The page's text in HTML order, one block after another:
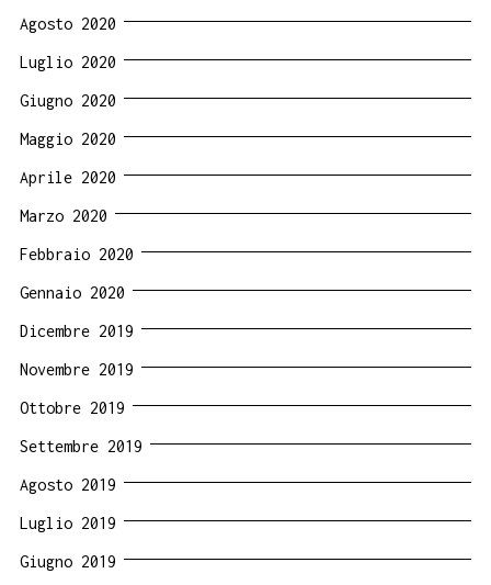
Agosto 2020
Luglio 2020
Giugno 2020
Maggio 2020
Aprile 2020
Marzo 2020
Febbraio 2020
Gennaio 2020
Dicembre 2019
Novembre 2019
Ottobre 2019
Settembre 2019
Agosto 2019
Luglio 2019
Giugno 2019